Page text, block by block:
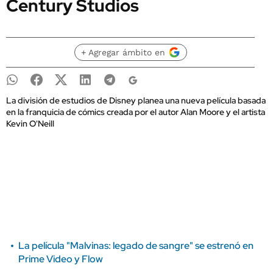
Century Studios
+ Agregar ámbito en
La división de estudios de Disney planea una nueva película basada
en la franquicia de cómics creada por el autor Alan Moore y el artista
Kevin O'Neill
La película "Malvinas: legado de sangre" se estrenó en
Prime Video y Flow